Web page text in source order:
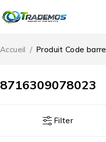
8716309078023
Accueil / Produit Code barre
Filter